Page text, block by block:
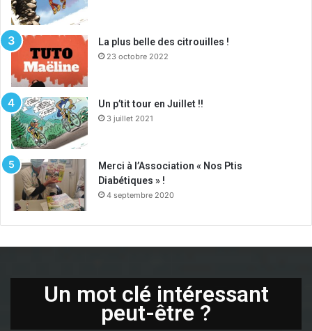
La plus belle des citrouilles !
23 octobre 2022
Un p’tit tour en Juillet !!
3 juillet 2021
Merci à l’Association « Nos Ptis
Diabétiques » !
4 septembre 2020
Un mot clé intéressant
peut-être ?